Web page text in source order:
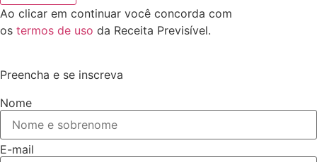
Ao clicar em continuar você concorda com
os termos de uso da Receita Previsível.
Preencha e se inscreva
Nome
E-mail